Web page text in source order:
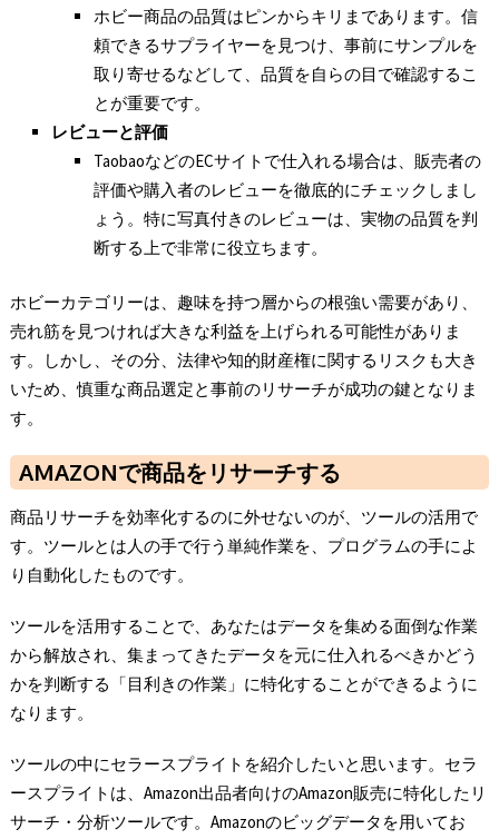
ホビー商品の品質はピンからキリまであります。信
頼できるサプライヤーを見つけ、事前にサンプルを
取り寄せるなどして、品質を自らの目で確認するこ
とが重要です。
レビューと評価
TaobaoなどのECサイトで仕入れる場合は、販売者の
評価や購入者のレビューを徹底的にチェックしまし
ょう。特に写真付きのレビューは、実物の品質を判
断する上で非常に役立ちます。
ホビーカテゴリーは、趣味を持つ層からの根強い需要があり、
売れ筋を見つければ大きな利益を上げられる可能性がありま
す。しかし、その分、法律や知的財産権に関するリスクも大き
いため、慎重な商品選定と事前のリサーチが成功の鍵となりま
す。
AMAZONで商品をリサーチする
商品リサーチを効率化するのに外せないのが、ツールの活用で
す。ツールとは人の手で行う単純作業を、プログラムの手によ
り自動化したものです。
ツールを活用することで、あなたはデータを集める面倒な作業
から解放され、集まってきたデータを元に仕入れるべきかどう
かを判断する「目利きの作業」に特化することができるように
なります。
ツールの中にセラースプライトを紹介したいと思います。セラ
ースプライトは、Amazon出品者向けのAmazon販売に特化したリ
サーチ・分析ツールです。Amazonのビッグデータを用いてお